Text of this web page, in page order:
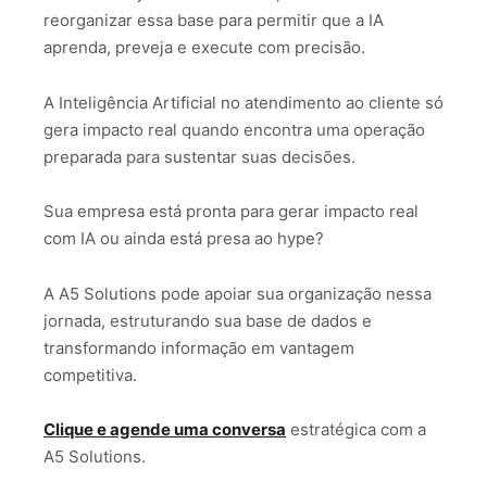
reorganizar essa base para permitir que a IA
aprenda, preveja e execute com precisão.
A Inteligência Artificial no atendimento ao cliente só
gera impacto real quando encontra uma operação
preparada para sustentar suas decisões.
Sua empresa está pronta para gerar impacto real
com IA ou ainda está presa ao hype?
A A5 Solutions pode apoiar sua organização nessa
jornada, estruturando sua base de dados e
transformando informação em vantagem
competitiva.
Clique e agende uma conversa estratégica com a
A5 Solutions.